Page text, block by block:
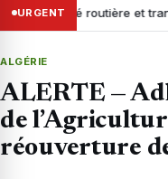
URGENTroutière et transports
ALGÉRIE
ALERTE —
de
réouverture